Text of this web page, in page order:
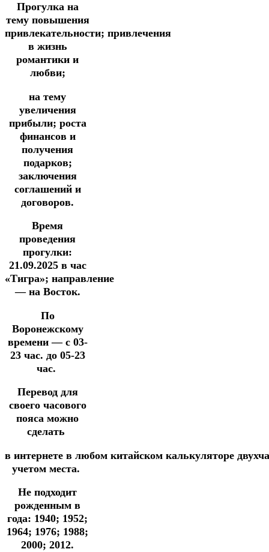
Прогулка на
тему повышения
привлекательности; привлечения
в жизнь
романтики и
любви;
на тему
увеличения
прибыли; роста
финансов и
получения
подарков;
заключения
соглашений и
договоров.
Время
проведения
прогулки:
21.09.2025в час
«Тигра»; направление
— на Восток.
По
Воронежскому
времени — с 03-
23 час. до 05-23
час.
Перевод для
своего часового
пояса можно
сделать
в интернете в любом китайском калькуляторе
учетом места.
Не подходит
рожденным в
года: 1940; 1952;
1964; 1976; 1988;
2000; 2012.